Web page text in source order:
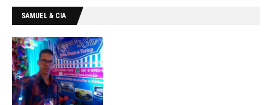
SAMUEL & CIA